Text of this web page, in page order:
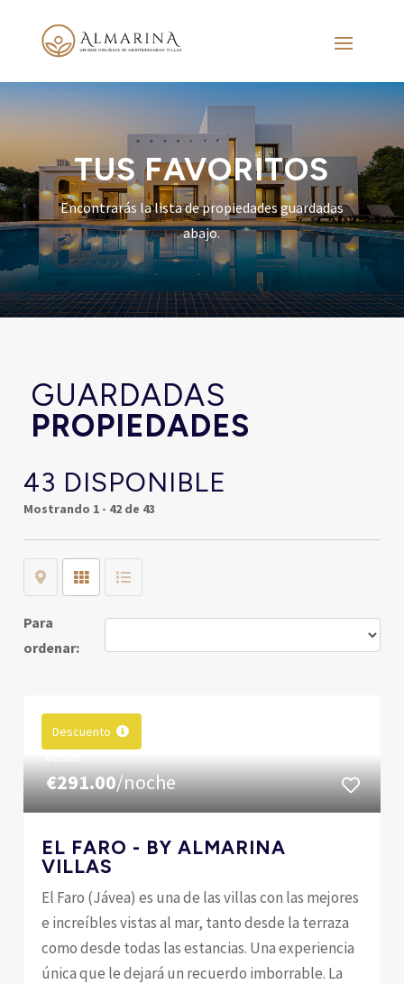
TUS FAVORITOS
Encontrarás la lista de propiedades guardadas
abajo.
GUARDADAS
PROPIEDADES
43 DISPONIBLE
Mostrando 1 - 42 de 43
Map Grid List
Para
ordenar:
Descuento
€291.00/noche
EL FARO - BY ALMARINA
VILLAS
El Faro (Jávea) es una de las villas con las mejores
e increíbles vistas al mar, tanto desde la terraza
como desde todas las estancias. Una experiencia
única que le dejará un recuerdo imborrable. La